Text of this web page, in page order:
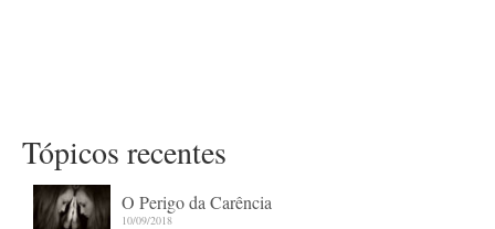
Tópicos recentes
O Perigo da Carência
10/09/2018